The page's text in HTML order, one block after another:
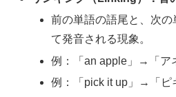
前の単語の語尾と、次
て発音される現象。
例：「an apple」→「ア
例：「pick it up」→「ピ